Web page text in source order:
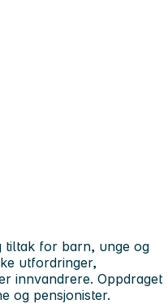
tiltak for barn, unge og
utfordringer,
innvandrere. Oppdraget
og pensjonister.